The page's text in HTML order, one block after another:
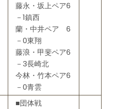
藤永・坂上ペア6
－1鎮西
蘭・中井ペア 6
－0東翔
藤浪・甲斐ペア6
－3長崎北
今林・竹本ペア6
－0青雲
■団体戦